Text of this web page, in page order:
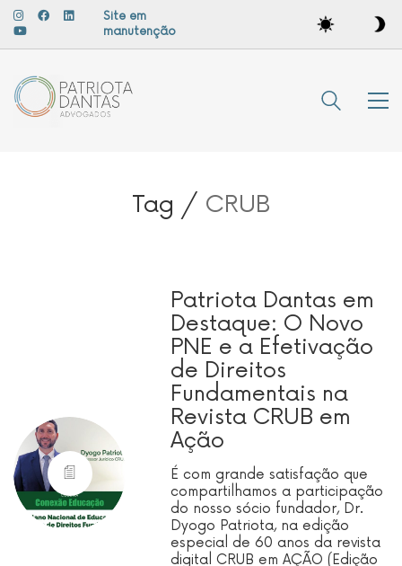
Site em
manutenção
Tag / CRUB
Patriota Dantas em
Destaque: O Novo
PNE e a Efetivação
de Direitos
Fundamentais na
Revista CRUB em
Ação
É com grande satisfação que
compartilhamos a participação
do nosso sócio fundador, Dr.
Dyogo Patriota, na edição
especial de 60 anos da revista
digital CRUB em AÇÃO (Edição